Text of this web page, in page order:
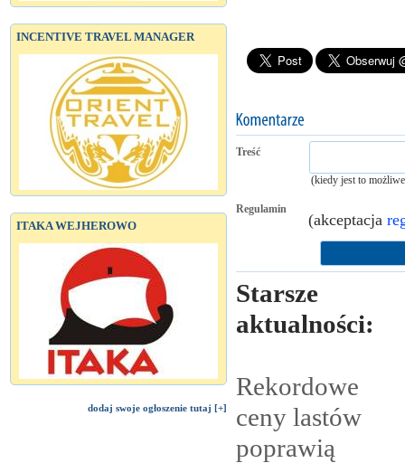
INCENTIVE TRAVEL MANAGER
ITAKA WEJHEROWO
dodaj swoje ogłoszenie tutaj [+]
Treść
(kiedy jest to
Regulamin
(akceptacja
Starsze
aktualności:
Rekordowe
ceny lastów
poprawią